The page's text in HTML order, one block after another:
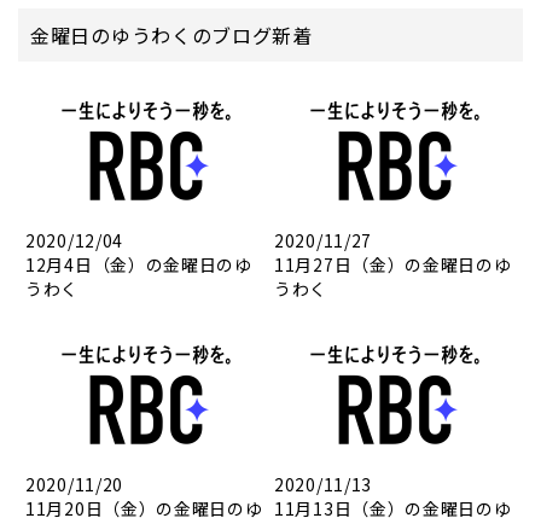
金曜日のゆうわくのブログ新着
2020/12/04
12月4日（金）の金曜日のゆ
うわく
2020/11/27
11月27日（金）の金曜日のゆ
うわく
2020/11/20
11月20日（金）の金曜日のゆ
2020/11/13
11月13日（金）の金曜日のゆ